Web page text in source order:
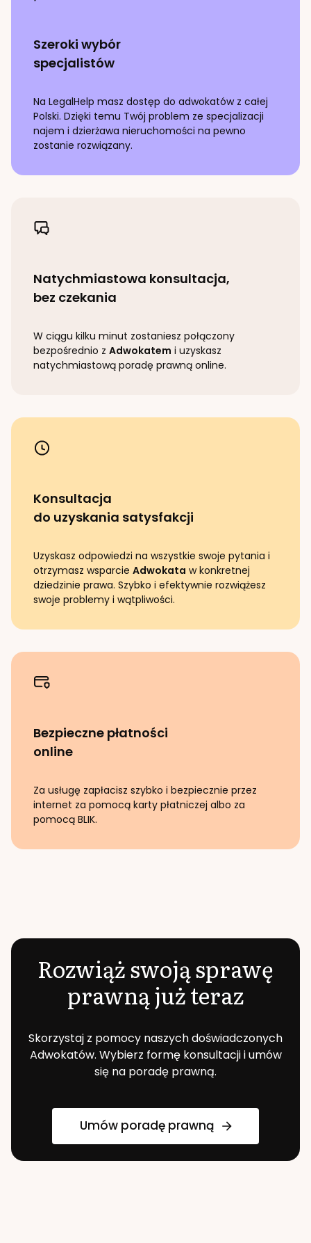
Szeroki wybór
specjalistów
Na LegalHelp masz dostęp do adwokatów z całej
Polski. Dzięki temu Twój problem ze specjalizacji
najem i dzierżawa nieruchomości na pewno
zostanie rozwiązany.
Natychmiastowa konsultacja,
bez czekania
W ciągu kilku minut zostaniesz połączony
bezpośrednio z Adwokatem i uzyskasz
natychmiastową poradę prawną online.
Konsultacja
do uzyskania satysfakcji
Uzyskasz odpowiedzi na wszystkie swoje pytania i
otrzymasz wsparcie Adwokata w konkretnej
dziedzinie prawa. Szybko i efektywnie rozwiążesz
swoje problemy i wątpliwości.
Bezpieczne płatności
online
Za usługę zapłacisz szybko i bezpiecznie przez
internet za pomocą karty płatniczej albo za
pomocą BLIK.
Rozwiąż swoją sprawę
prawną już teraz
Skorzystaj z pomocy naszych doświadczonych
Adwokatów. Wybierz formę konsultacji i umów
się na poradę prawną.
Umów poradę prawną